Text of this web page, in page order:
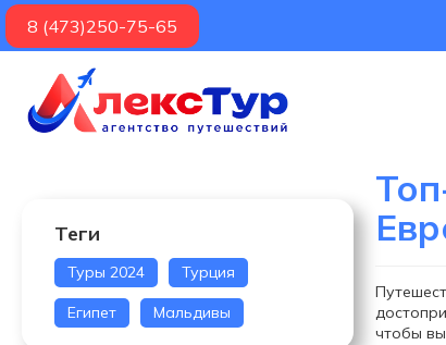
8 (473)250-75-65
Теги
Туры 2024 Турция
Египет Мальдивы
чтобы